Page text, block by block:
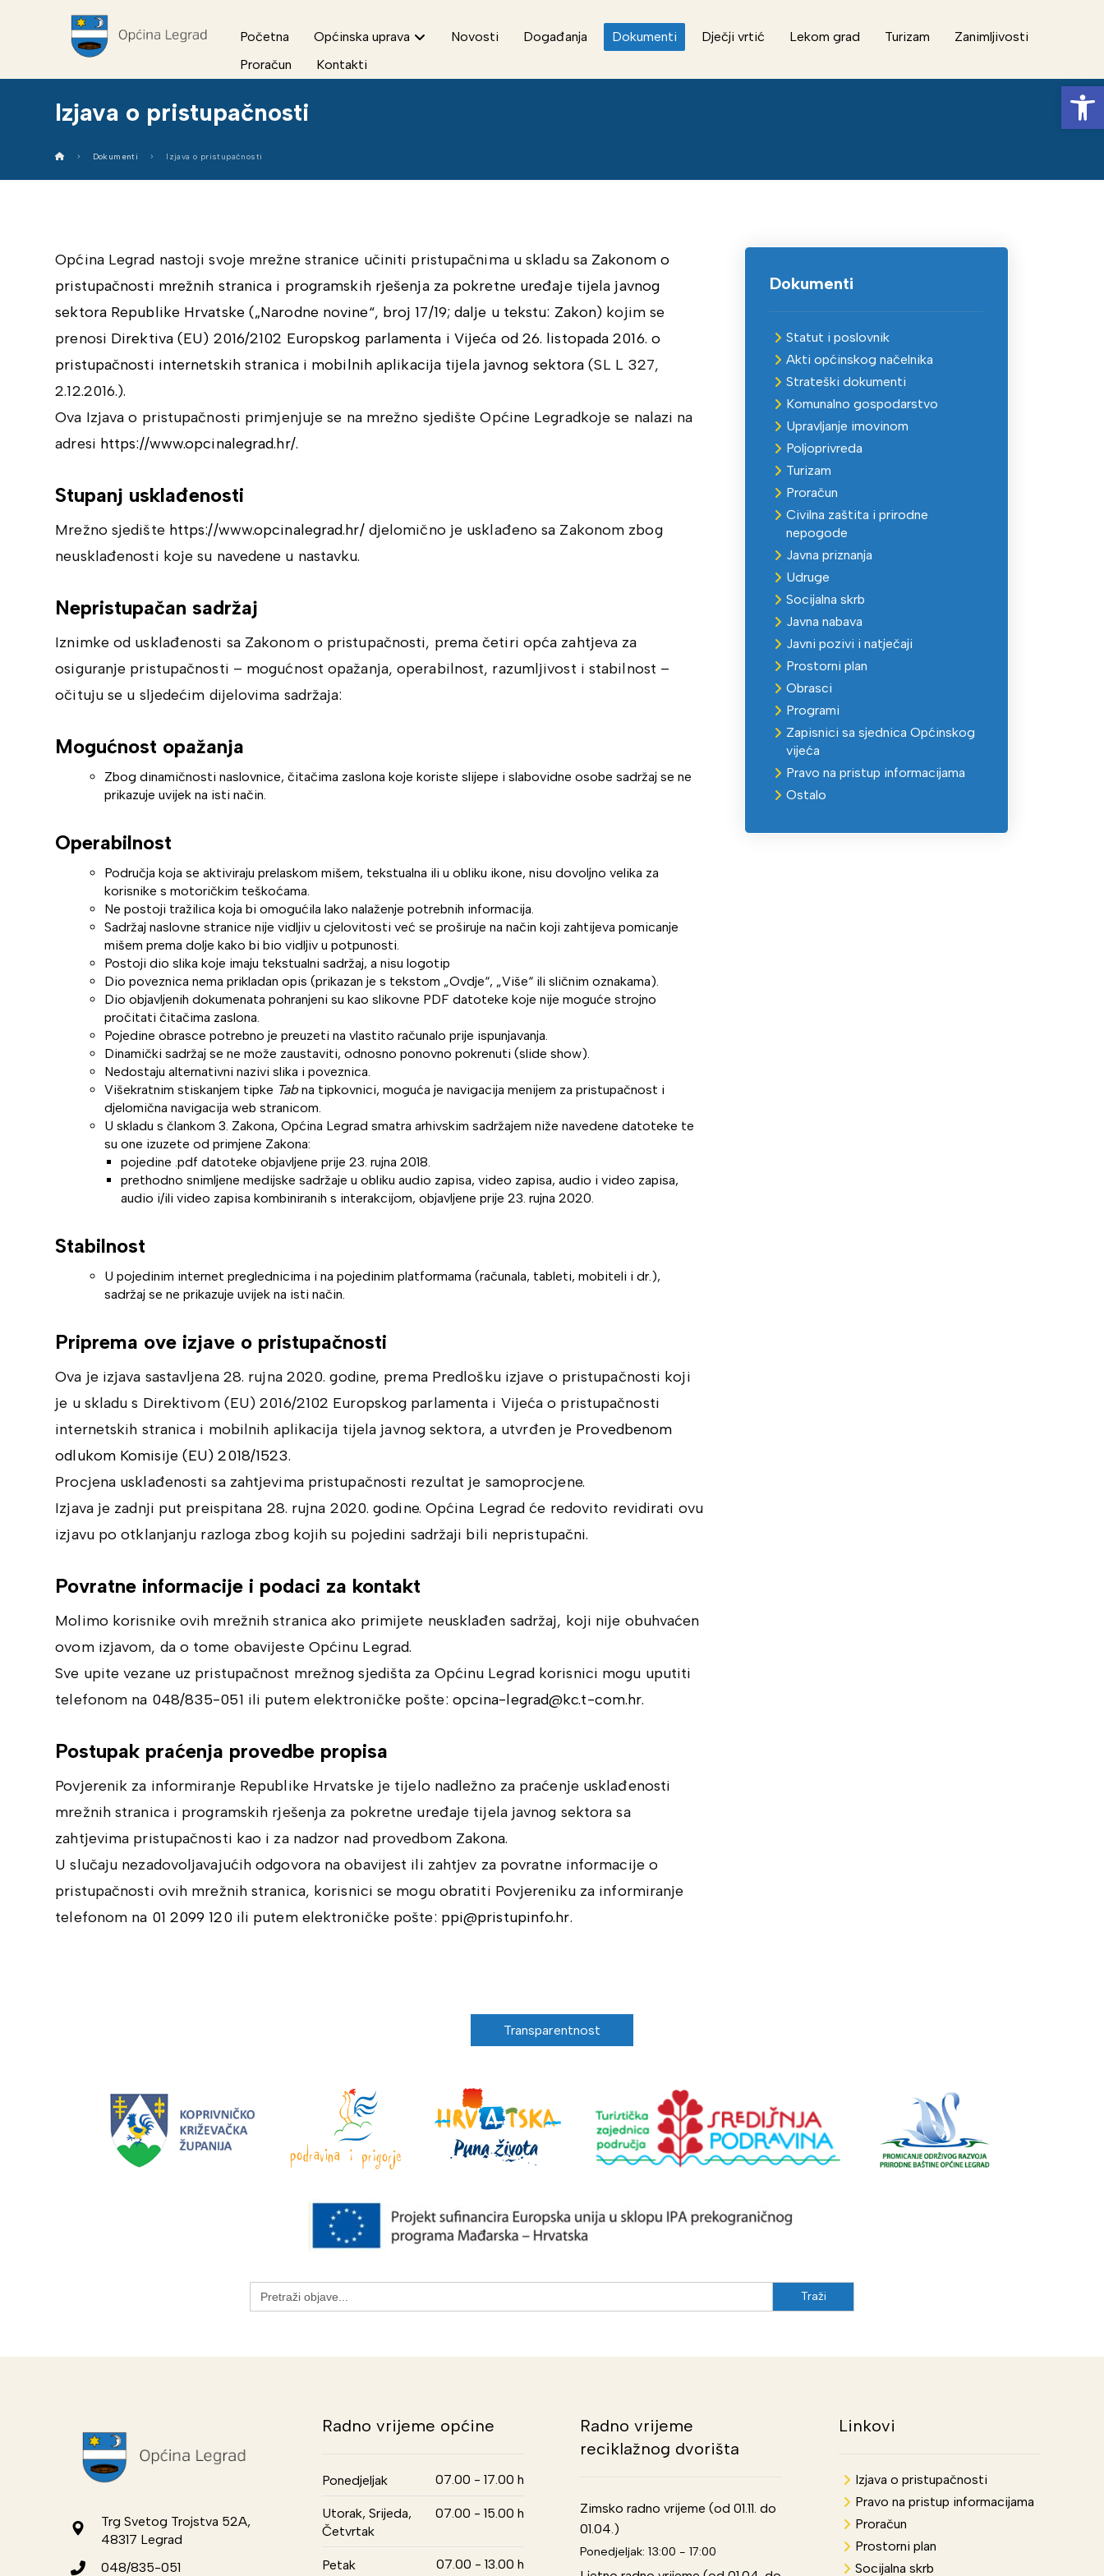
Početna Općinska uprava Novosti Događanja Dokumenti Dječji vrtić Lekom grad Turizam
Zanimljivosti
Proračun
Kontakti
Izjava o pristupačnosti
Dokumenti Izjava o pristupačnosti
Općina Legrad nastoji svoje mrežne stranice učiniti pristupačnima u skladu sa Zakonom o
pristupačnosti mrežnih stranica i programskih rješenja za pokretne uređaje tijela javnog
sektora Republike Hrvatske („Narodne novine“, broj 17/19; dalje u tekstu: Zakon) kojim se
prenosi Direktiva (EU) 2016/2102 Europskog parlamenta i Vijeća od 26. listopada 2016. o
pristupačnosti internetskih stranica i mobilnih aplikacija tijela javnog sektora (SL L 327,
2.12.2016.).
Ova Izjava o pristupačnosti primjenjuje se na mrežno sjedište Općine Legradkoje se nalazi na
adresi https://www.opcinalegrad.hr/.
Stupanj usklađenosti
Mrežno sjedište https://www.opcinalegrad.hr/djelomično je usklađeno sa Zakonom zbog
neusklađenosti koje su navedene u nastavku.
Nepristupačan sadržaj
Iznimke od usklađenosti sa Zakonom o pristupačnosti, prema četiri opća zahtjeva za
osiguranje pristupačnosti – mogućnost opažanja, operabilnost, razumljivost i stabilnost –
očituju se u sljedećim dijelovima sadržaja:
Mogućnost opažanja
Zbog dinamičnosti naslovnice, čitačima zaslona koje koriste slijepe i slabovidne osobe sadržaj se ne
prikazuje uvijek na isti način.
Operabilnost
Područja koja se aktiviraju prelaskom mišem, tekstualna ili u obliku ikone, nisu dovoljno velika za
korisnike s motoričkim teškoćama.
Ne postoji tražilica koja bi omogućila lako nalaženje potrebnih informacija.
Sadržaj naslovne stranice nije vidljiv u cjelovitosti već se proširuje na način koji zahtijeva pomicanje
mišem prema dolje kako bi bio vidljiv u potpunosti.
Postoji dio slika koje imaju tekstualni sadržaj, a nisu logotip
Dio poveznica nema prikladan opis (prikazan je s tekstom „Ovdje“, „Više“ ili sličnim oznakama).
Dio objavljenih dokumenata pohranjeni su kao slikovne PDF datoteke koje nije moguće strojno
pročitati čitačima zaslona.
Pojedine obrasce potrebno je preuzeti na vlastito računalo prije ispunjavanja.
Dinamički sadržaj se ne može zaustaviti, odnosno ponovno pokrenuti (slide show).
Nedostaju alternativni nazivi slika i poveznica.
Višekratnim stiskanjem tipke Tabna tipkovnici, moguća je navigacija menijem za pristupačnost i
djelomična navigacija web stranicom.
U skladu s člankom 3. Zakona, Općina Legrad smatra arhivskim sadržajem niže navedene datoteke te
su one izuzete od primjene Zakona:
pojedine .pdf datoteke objavljene prije 23. rujna 2018.
prethodno snimljene medijske sadržaje u obliku audio zapisa, video zapisa, audio i video zapisa,
audio i/ili video zapisa kombiniranih s interakcijom, objavljene prije 23. rujna 2020.
Stabilnost
U pojedinim internet preglednicima i na pojedinim platformama (računala, tableti, mobiteli i dr.),
sadržaj se ne prikazuje uvijek na isti način.
Priprema ove izjave o pristupačnosti
Ova je izjava sastavljena 28. rujna 2020. godine, prema Predlošku izjave o pristupačnosti koji
je u skladu s Direktivom (EU) 2016/2102 Europskog parlamenta i Vijeća o pristupačnosti
internetskih stranica i mobilnih aplikacija tijela javnog sektora, a utvrđen je Provedbenom
odlukom Komisije (EU) 2018/1523.
Procjena usklađenosti sa zahtjevima pristupačnosti rezultat je samoprocjene.
Izjava je zadnji put preispitana 28. rujna 2020. godine. Općina Legrad će redovito revidirati ovu
izjavu po otklanjanju razloga zbog kojih su pojedini sadržaji bili nepristupačni.
Povratne informacije i podaci za kontakt
Molimo korisnike ovih mrežnih stranica ako primijete neusklađen sadržaj, koji nije obuhvaćen
ovom izjavom, da o tome obavijeste Općinu Legrad.
Sve upite vezane uz pristupačnost mrežnog sjedišta za Općinu Legrad korisnici mogu uputiti
telefonom na 048/835-051 ili putem elektroničke pošte: opcina-legrad@kc.t-com.hr.
Postupak praćenja provedbe propisa
Povjerenik za informiranje Republike Hrvatske je tijelo nadležno za praćenje usklađenosti
mrežnih stranica i programskih rješenja za pokretne uređaje tijela javnog sektora sa
zahtjevima pristupačnosti kao i za nadzor nad provedbom Zakona.
U slučaju nezadovoljavajućih odgovora na obavijest ili zahtjev za povratne informacije o
pristupačnosti ovih mrežnih stranica, korisnici se mogu obratiti Povjereniku za informiranje
telefonom na 01 2099 120 ili putem elektroničke pošte: ppi@pristupinfo.hr.
Dokumenti
Statut i poslovnik
Akti općinskog načelnika
Strateški dokumenti
Komunalno gospodarstvo
Upravljanje imovinom
Poljoprivreda
Turizam
Proračun
Civilna zaštita i prirodne
nepogode
Javna priznanja
Udruge
Socijalna skrb
Javna nabava
Javni pozivi i natječaji
Prostorni plan
Obrasci
Programi
Zapisnici sa sjednica Općinskog
vijeća
Pravo na pristup informacijama
Ostalo
Transparentnost
Search
for:
Trg Svetog Trojstva 52A,
48317 Legrad
048/835-051
Radno vrijeme općine
Ponedjeljak 07.00 - 17.00 h
Utorak, Srijeda,
Četvrtak
07.00 - 15.00 h
Petak 07.00 - 13.00 h
Radno vrijeme
reciklažnog dvorišta
Zimsko radno vrijeme (od 01.11. do
01.04.)
Ponedjeljak: 13:00 - 17:00
Linkovi
Izjava o pristupačnosti
Pravo na pristup informacijama
Proračun
Prostorni plan
Socijalna skrb